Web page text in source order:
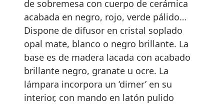
de sobremesa con cuerpo de cerámica
acabada en negro, rojo, verde pálido…
Dispone de difusor en cristal soplado
opal mate, blanco o negro brillante. La
base es de madera lacada con acabado
brillante negro, granate u ocre. La
lámpara incorpora un ‘dimer’ en su
interior, con mando en latón pulido